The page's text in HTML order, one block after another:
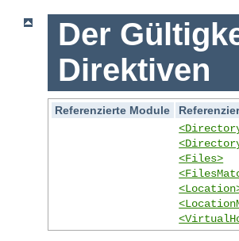
Der
Direktiven
Referenzierte Module
<Files>